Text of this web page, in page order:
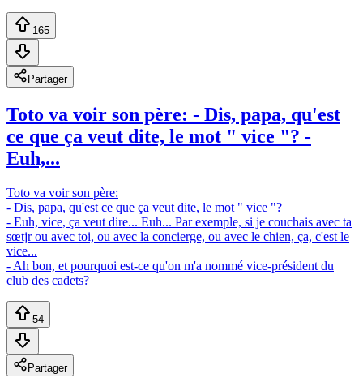
165
Partager
Toto va voir son père: - Dis, papa, qu'est
ce que ça veut dite, le mot " vice "? -
Euh,...
Toto va voir son père:
- Dis, papa, qu'est ce que ça veut dite, le mot " vice "?
- Euh, vice, ça veut dire... Euh... Par exemple, si je couchais avec ta
sœtjr ou avec toi, ou avec la concierge, ou avec le chien, ça, c'est le
vice...
- Ah bon, et pourquoi est-ce qu'on m'a nommé vice-président du
club des cadets?
54
Partager